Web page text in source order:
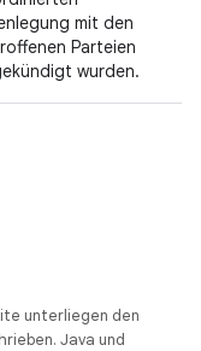
mit den
Parteien
wurden.
unterliegen den
Java und